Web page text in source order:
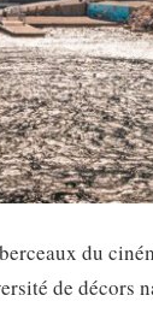
du
de décors